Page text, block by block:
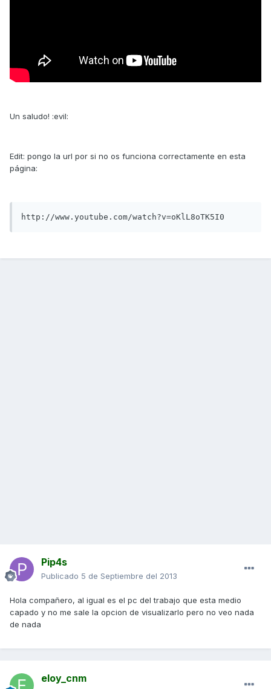
Un saludo! :evil:
Edit: pongo la url por si no os funciona correctamente en esta
página:
http://www.youtube.com/watch?v=oKlL8oTK5I0
Pip4s
Publicado 5 de Septiembre del 2013
Hola compañero, al igual es el pc del trabajo que esta medio
capado y no me sale la opcion de visualizarlo pero no veo nada
de nada
eloy_cnm